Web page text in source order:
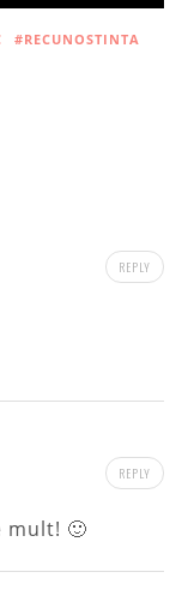
#RECUNOSTINTA
REPLY
REPLY
mult! 🙂